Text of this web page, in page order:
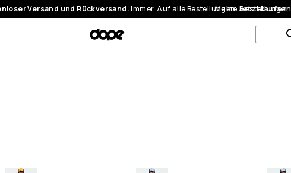
Versand und Rückversand.Immer. Auf alle Bestellungen. Jetzt kaufen
Meine Bestellungen